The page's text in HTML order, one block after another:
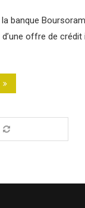
la banque
offre de crédit